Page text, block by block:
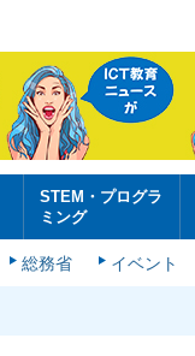
STEM・プログラ
ミング
総務省 イベント